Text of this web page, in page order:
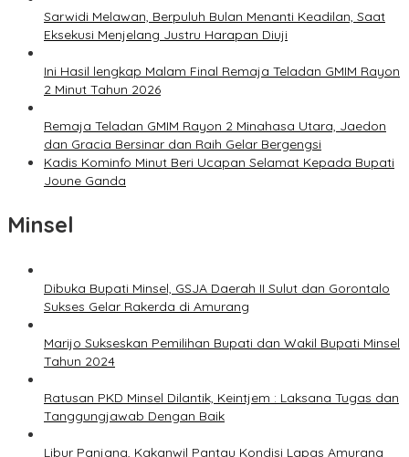
Sarwidi Melawan, Berpuluh Bulan Menanti Keadilan, Saat
Eksekusi Menjelang Justru Harapan Diuji
Ini Hasil lengkap Malam Final Remaja Teladan GMIM Rayon
2 Minut Tahun 2026
Remaja Teladan GMIM Rayon 2 Minahasa Utara, Jaedon
dan Gracia Bersinar dan Raih Gelar Bergengsi
Kadis Kominfo Minut Beri Ucapan Selamat Kepada Bupati
Joune Ganda
Minsel
Dibuka Bupati Minsel, GSJA Daerah II Sulut dan Gorontalo
Sukses Gelar Rakerda di Amurang
Marijo Sukseskan Pemilihan Bupati dan Wakil Bupati Minsel
Tahun 2024
Ratusan PKD Minsel Dilantik, Keintjem : Laksana Tugas dan
Tanggungjawab Dengan Baik
Libur Panjang, Kakanwil Pantau Kondisi Lapas Amurang